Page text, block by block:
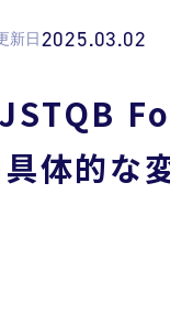
新日2025.03.02
JSTQB
体的な